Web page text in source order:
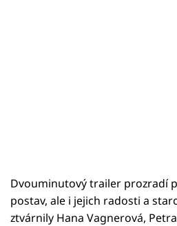
Dvouminutový trailer prozradí
postav, ale i jejich radosti a
ztvárnily Hana Vagnerová,